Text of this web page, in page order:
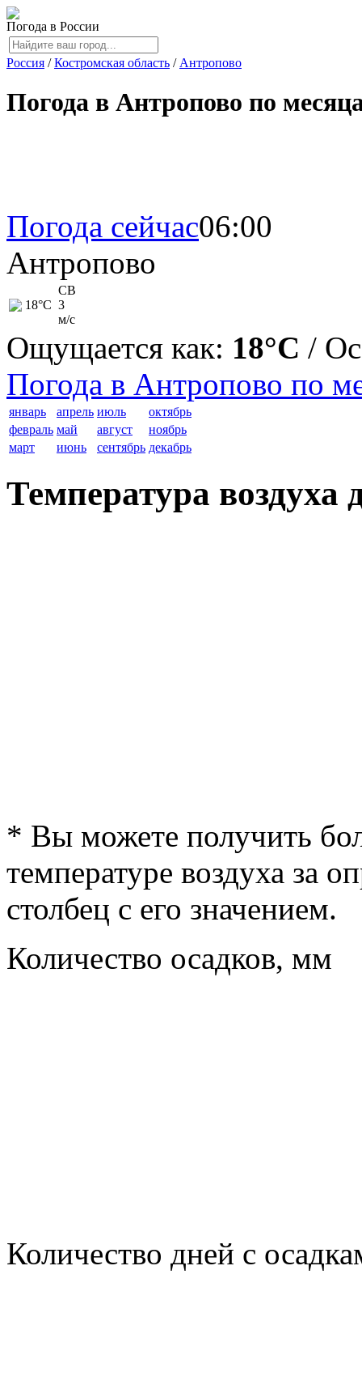
Погода в России
Россия / Костромская область / Антропово
Погода в Антропово по
Погода сейчас06:00
Антропово
18°C
СВ
3
м/с
Ощущается как: 18°C /
Погода в Антропово по
январь апрель июль
октябрь
февраль май август
ноябрь
март
июнь сентябрь декабрь
Температура воздуха
* Вы можете получить
температуре воздуха за
столбец с его значением.
Количество осадков, мм
Количество дней с